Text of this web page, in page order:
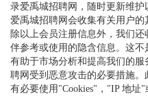
录爱禹城招聘网，随时更新维护
爱禹城招聘网会收集有关用户的
除以上会员注册信息外，我们
伴参考或使用的隐含信息。这
有助于市场分析和提高我们的
聘网受到恶意攻击的必要措施
有必要使用"Cookies"，"IP 地址